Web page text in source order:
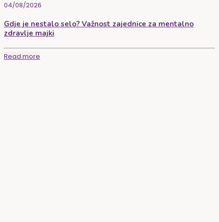
04/08/2026
Gdje je nestalo selo? Važnost zajednice za mentalno
zdravlje majki
Read more